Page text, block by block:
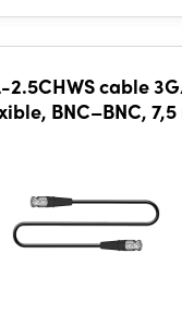
2.5CHWS cable
BNC–BNC, 7,5